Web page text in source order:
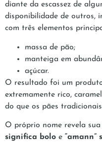
diante da escassez de
disponibilidade de outros,
com três elementos
massa de pão;
manteiga em
açúcar.
O resultado foi um
extremamente rico,
do que os pães
O próprio nome revela sua
significa bolo e “amann”